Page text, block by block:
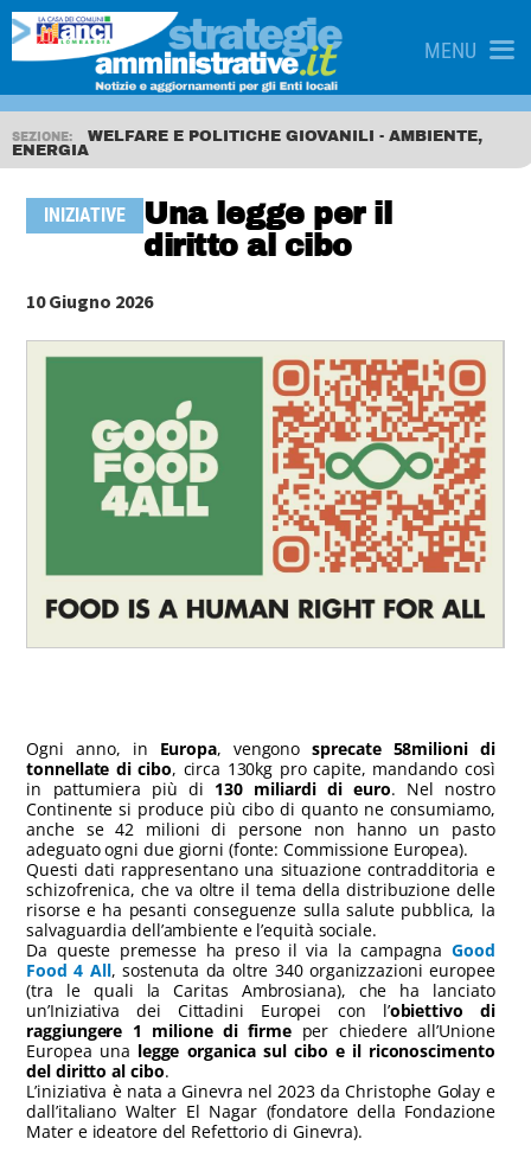
MENU
SEZIONE:
WELFARE E POLITICHE GIOVANILI - AMBIENTE,
ENERGIA
INIZIATIVE
Una legge per il
diritto al cibo
10 Giugno 2026
Ogni anno, in Europa, vengonosprecate 58milioni di
tonnellate di cibo, circa 130kg pro capite, mandando così
in pattumiera più di 130 miliardi di euro. Nel nostro
Continente si produce più cibo di quanto ne consumiamo,
anche se 42 milioni di persone non hanno un pasto
adeguato ogni due giorni (fonte: Commissione Europea).
Questi dati rappresentano una situazione contradditoria e
schizofrenica, che va oltre il tema della distribuzione delle
risorse e ha pesanti conseguenze sulla salute pubblica, la
salvaguardia dell’ambiente e l’equità sociale.
Da queste premesse ha preso il via la campagna Good
Food 4 All, sostenuta da oltre 340 organizzazioni europee
(tra le quali la Caritas Ambrosiana), che ha lanciato
un’Iniziativa dei Cittadini Europei con l’obiettivo di
raggiungere 1 milione di firmeper chiedere all’Unione
Europea una legge organica sul cibo e il riconoscimento
del diritto al cibo.
L’iniziativa è nata a Ginevra nel 2023 da Christophe Golay e
dall’italiano Walter El Nagar (fondatore della Fondazione
Mater e ideatore del Refettorio di Ginevra).